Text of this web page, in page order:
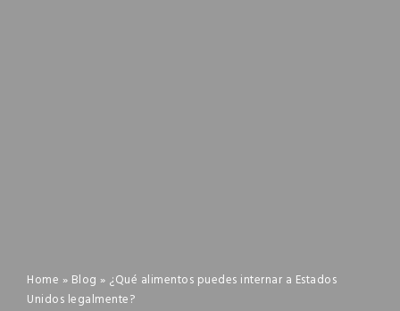
Home » Blog » ¿Qué alimentos puedes internar a Estados
Unidos legalmente?